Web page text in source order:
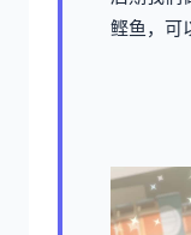
鲣鱼，可